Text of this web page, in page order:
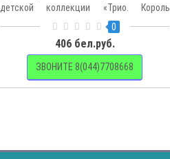
детской коллекции «Трио. Король
спорта» как на..
0
406 бел.руб.
ЗВОНИТЕ 8(044)7708668